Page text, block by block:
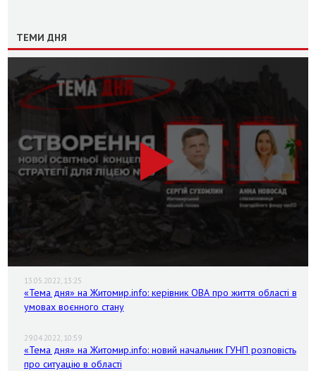
ТЕМИ ДНЯ
13.05.2022, 13:25
«Тема дня» на Житомир.info: керівник ОВА про життя області в
умовах воєнного стану
29.04.2022, 10:59
«Тема дня» на Житомир.info: новий начальник ГУНП розповість
про ситуацію в області